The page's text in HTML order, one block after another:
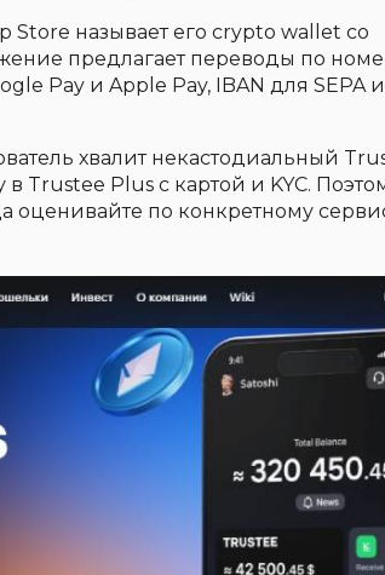
Store называет его crypto wallet со
предлагает переводы по
Pay и Apple Pay, IBAN для SEPA
хвалит некастодиальный
Trustee Plus с картой и KYC.
оценивайте по конкретному